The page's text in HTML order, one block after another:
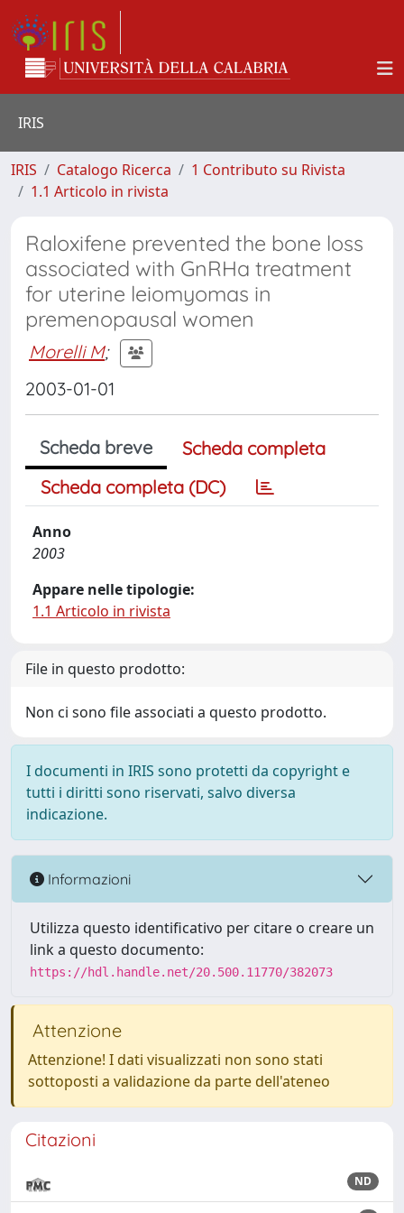
IRIS
IRIS Catalogo Ricerca
1 Contributo su Rivista
1.1 Articolo in rivista
Raloxifene prevented the bone loss
associated with GnRHa treatment
for uterine leiomyomas in
premenopausal women
Morelli M;
2003-01-01
Scheda breve
Scheda completa
Scheda completa (DC)
Anno
2003
Appare nelle tipologie:
1.1 Articolo in rivista
File in questo prodotto:
Non ci sono file associati a questo prodotto.
I documenti in IRIS sono protetti da copyright e
tutti i diritti sono riservati, salvo diversa
indicazione.
Informazioni
Utilizza questo identificativo per citare o creare un
link a questo documento:
https://hdl.handle.net/20.500.11770/382073
Attenzione
Attenzione! I dati visualizzati non sono stati
sottoposti a validazione da parte dell'ateneo
Citazioni
ND